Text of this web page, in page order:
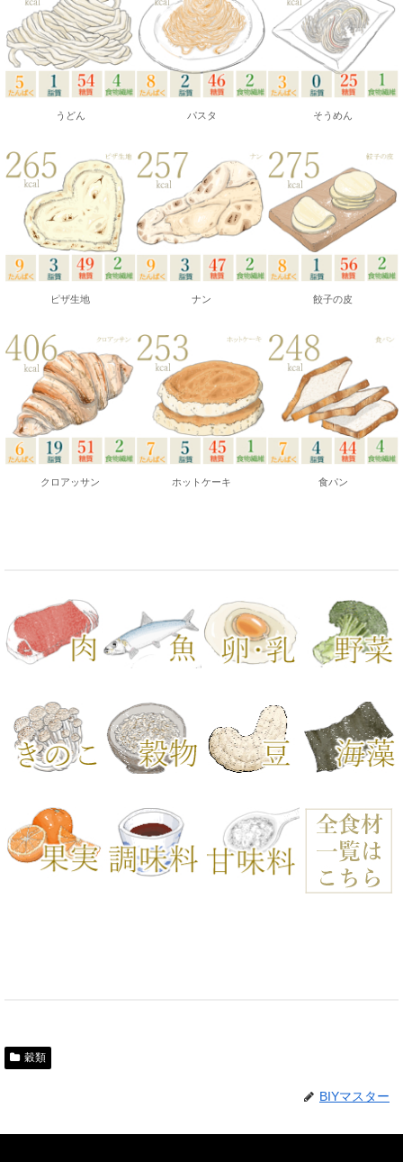
うどん
ピザ生地
クロアッサン
パスタ
ナン
ホットケーキ
そうめん
餃子の皮
食パン
穀類
BIYマスター